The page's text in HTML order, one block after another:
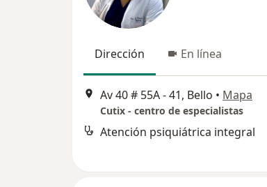
Dirección En línea
Av 40 # 55A - 41, Bello • Mapa
Cutix - centro de especialistas
Atención psiquiátrica integral